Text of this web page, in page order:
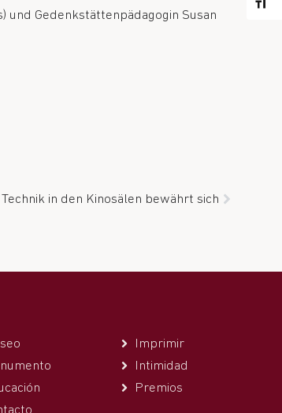
und Gedenkstättenpädagogin Susan
Technik in den Kinosälen bewährt sich
Imprimir
Intimidad
Premios